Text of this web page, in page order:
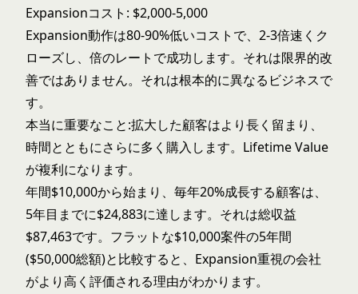
Expansionコスト: $2,000-5,000
Expansion動作は80-90%低いコストで、2-3倍速くク
ローズし、倍のレートで成功します。それは限界的改
善ではありません。それは根本的に異なるビジネスで
す。
本当に重要なこと:拡大した顧客はより長く留まり、
時間とともにさらに多く購入します。Lifetime Value
が複利になります。
年間$10,000から始まり、毎年20%成長する顧客は、
5年目までに$24,883に達します。それは総収益
$87,463です。フラットな$10,000案件の5年間
($50,000総額)と比較すると、Expansion重視の会社
がより高く評価される理由がわかります。